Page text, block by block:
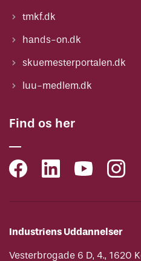
tmkf.dk
hands-on.dk
skuemesterportalen.dk
luu-medlem.dk
Find os her
Industriens Uddannelser
Vesterbrogade 6 D, 4., 1620